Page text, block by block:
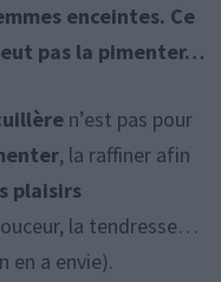
enceintes. Ce
pas la pimenter…
n’est pas pour
, la raffiner afin
plaisirs
la tendresse…
en a envie).